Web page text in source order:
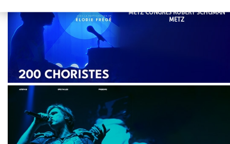
METZ CONGRÈS ROBERT SCHUMAN
METZ